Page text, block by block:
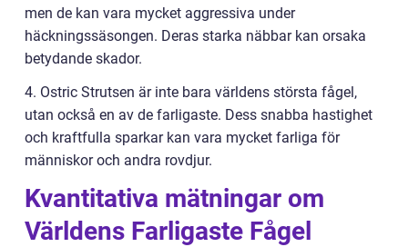
men de kan vara mycket aggressiva under
häckningssäsongen. Deras starka näbbar kan orsaka
betydande skador.
4. Ostric Strutsen är inte bara världens största fågel,
utan också en av de farligaste. Dess snabba hastighet
och kraftfulla sparkar kan vara mycket farliga för
människor och andra rovdjur.
Kvantitativa mätningar om
Världens Farligaste Fågel